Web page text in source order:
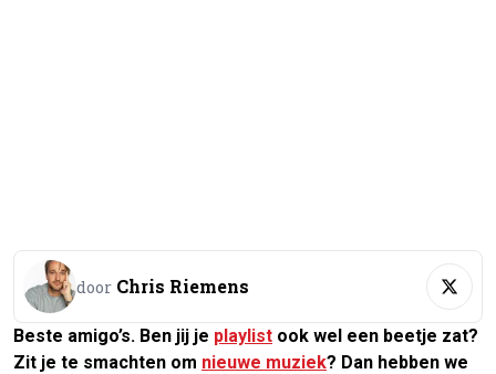
door Chris Riemens
Beste amigo’s. Ben jij je playlist ook wel een beetje zat?
Zit je te smachten om nieuwe muziek? Dan hebben we